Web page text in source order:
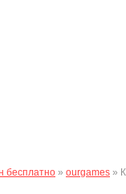
бесплатно » ourgames »